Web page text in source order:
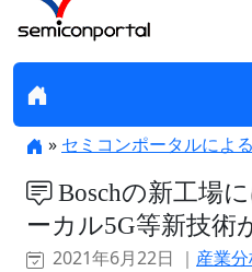
» セミコンポータルによ
Boschの新工場
ーカル5G等新技術
2021年6月22日 ｜ 産業